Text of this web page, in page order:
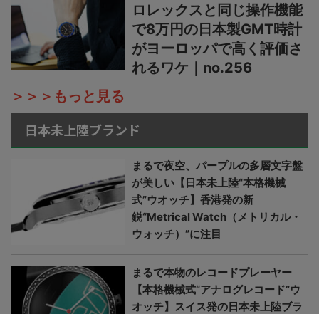
ロレックスと同じ操作機能
で8万円の日本製GMT時計
がヨーロッパで高く評価さ
れるワケ｜no.256
＞＞＞もっと見る
日本未上陸ブランド
まるで夜空、パープルの多層文字盤
が美しい【日本未上陸“本格機械
式”ウオッチ】香港発の新
鋭“Metrical Watch（メトリカル・
ウォッチ）”に注目
まるで本物のレコードプレーヤー
【本格機械式“アナログレコード”ウ
オッチ】スイス発の日本未上陸ブラ